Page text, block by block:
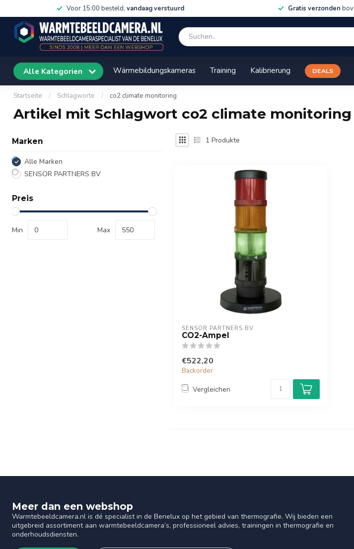
Voor 15:00 besteld, vandaag verstuurd Gratis verzonden
Alle Kategorien Wärmebildungskameras Training Kalibrierung DEALS
Startseite / Schlagworte / co2 climate monitoring
Artikel mit Schlagwort co2 climate monitoring
Marken
Alle Marken
SENSOR PARTNERS BV
Preis
Min Max
1 Produkte
SENSOR PARTNERS BV
CO2-Ampel
€522,20
Backorder
Vergleichen
Meer dan een webshop
Warmtebeeldcamera.nl is dé specialist in de Benelux op het gebied van thermografie. Wij bieden een
uitgebreid assortiment aan warmtebeeldcamera’s, professioneel advies, trainingen in thermografie en
onderhoudsdiensten.